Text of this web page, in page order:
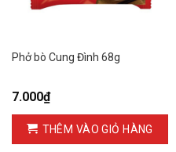
Phở bò Cung Đình 68g
7.000₫
THÊM VÀO GIỎ HÀNG